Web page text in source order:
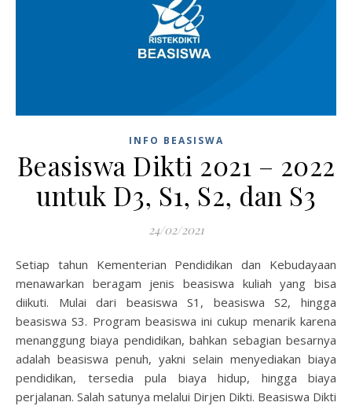
INFO BEASISWA
Beasiswa Dikti 2021 – 2022
untuk D3, S1, S2, dan S3
24/02/2021
Setiap tahun Kementerian Pendidikan dan Kebudayaan
menawarkan beragam jenis beasiswa kuliah yang bisa
diikuti. Mulai dari beasiswa S1, beasiswa S2, hingga
beasiswa S3. Program beasiswa ini cukup menarik karena
menanggung biaya pendidikan, bahkan sebagian besarnya
adalah beasiswa penuh, yakni selain menyediakan biaya
pendidikan, tersedia pula biaya hidup, hingga biaya
perjalanan. Salah satunya melalui Dirjen Dikti. Beasiswa Dikti